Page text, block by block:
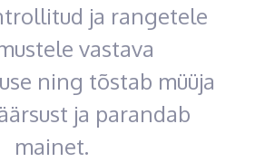
ja rangetele
vastava
ning tõstab müüja
ja parandab
mainet.